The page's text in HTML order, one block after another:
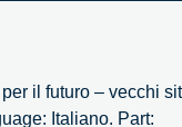
il futuro – vecchi
Italiano. Part: